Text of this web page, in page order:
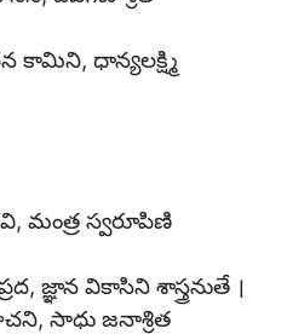
ధాన్యలక్ష్మి
మంత్ర స్వరూపిణి
జ్ఞాన వికాసిని శాస్త్రనుతే ।
సాధు జనాశ్రిత